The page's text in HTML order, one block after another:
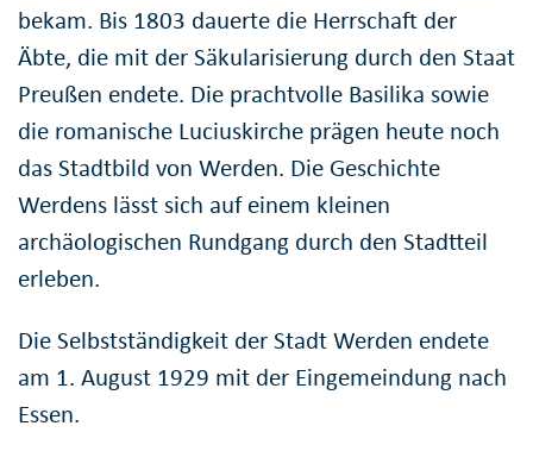
bekam. Bis 1803 dauerte die Herrschaft der
Äbte, die mit der Säkularisierung durch den Staat
Preußen endete. Die prachtvolle Basilika sowie
die romanische Luciuskirche prägen heute noch
das Stadtbild von Werden. Die Geschichte
Werdens lässt sich auf einem kleinen
archäologischen Rundgang durch den Stadtteil
erleben.
Die Selbstständigkeit der Stadt Werden endete
am 1. August 1929 mit der Eingemeindung nach
Essen.